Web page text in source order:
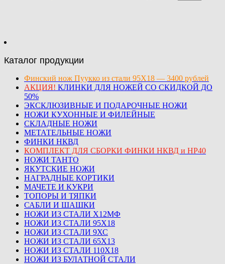
Каталог продукции
Финский нож Пуукко из стали 95Х18 — 3400 рублей
АКЦИЯ! КЛИНКИ ДЛЯ НОЖЕЙ СО СКИДКОЙ ДО
50%
ЭКСКЛЮЗИВНЫЕ И ПОДАРОЧНЫЕ НОЖИ
НОЖИ КУХОННЫЕ И ФИЛЕЙНЫЕ
СКЛАДНЫЕ НОЖИ
МЕТАТЕЛЬНЫЕ НОЖИ
ФИНКИ НКВД
КОМПЛЕКТ ДЛЯ СБОРКИ ФИНКИ НКВД и НР40
НОЖИ ТАНТО
ЯКУТСКИЕ НОЖИ
НАГРАДНЫЕ КОРТИКИ
МАЧЕТЕ И КУКРИ
ТОПОРЫ И ТЯПКИ
САБЛИ И ШАШКИ
НОЖИ ИЗ СТАЛИ Х12МФ
НОЖИ ИЗ СТАЛИ 95Х18
НОЖИ ИЗ СТАЛИ 9ХС
НОЖИ ИЗ СТАЛИ 65Х13
НОЖИ ИЗ СТАЛИ 110Х18
НОЖИ ИЗ БУЛАТНОЙ СТАЛИ